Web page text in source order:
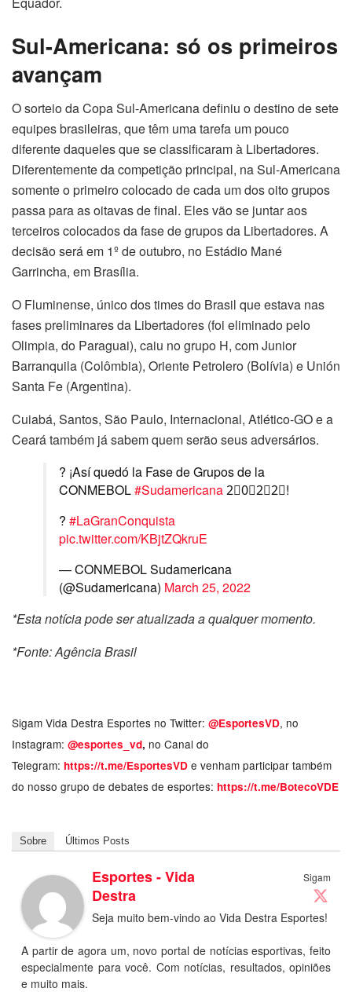
Sul-Americana: só os primeiros
avançam
O sorteio da Copa Sul-Americana definiu o destino de sete
equipes brasileiras, que têm uma tarefa um pouco
diferente daqueles que se classificaram à Libertadores.
Diferentemente da competição principal, na Sul-Americana
somente o primeiro colocado de cada um dos oito grupos
passa para as oitavas de final. Eles vão se juntar aos
terceiros colocados da fase de grupos da Libertadores. A
decisão será em 1º de outubro, no Estádio Mané
Garrincha, em Brasília.
O Fluminense, único dos times do Brasil que estava nas
fases preliminares da Libertadores (foi eliminado pelo
Olimpia, do Paraguai), caiu no grupo H, com Junior
Barranquila (Colômbia), Oriente Petrolero (Bolívia) e Unión
Santa Fe (Argentina).
Cuiabá, Santos, São Paulo, Internacional, Atlético-GO e a
Ceará também já sabem quem serão seus adversários.
? ¡Así quedó la Fase de Grupos de la
CONMEBOL#Sudamericana2⃣0⃣2⃣2⃣!
? #LaGranConquista
pic.twitter.com/KBjtZQkruE
— CONMEBOL Sudamericana
(@Sudamericana) March 25, 2022
*Esta notícia pode ser atualizada a qualquer momento.
*Fonte: Agência Brasil
Sigam Vida Destra Esportes no Twitter: @EsportesVD, no
Instagram: @esportes_vd, no Canal do
Telegram: https://t.me/EsportesVD e venham participar também
do nosso grupo de debates de esportes: https://t.me/BotecoVDE
Sobre Últimos Posts
Sigam
Esportes - Vida
Destra
Seja muito bem-vindo ao Vida Destra Esportes!
A partir de agora um, novo portal de notícias esportivas, feito
especialmente para você. Com notícias, resultados, opiniões
e muito mais.